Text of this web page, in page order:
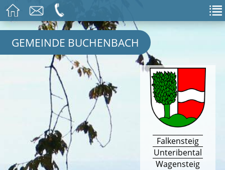
GEMEINDE BUCHENBACH
Falkensteig
Unteribental
Wagensteig